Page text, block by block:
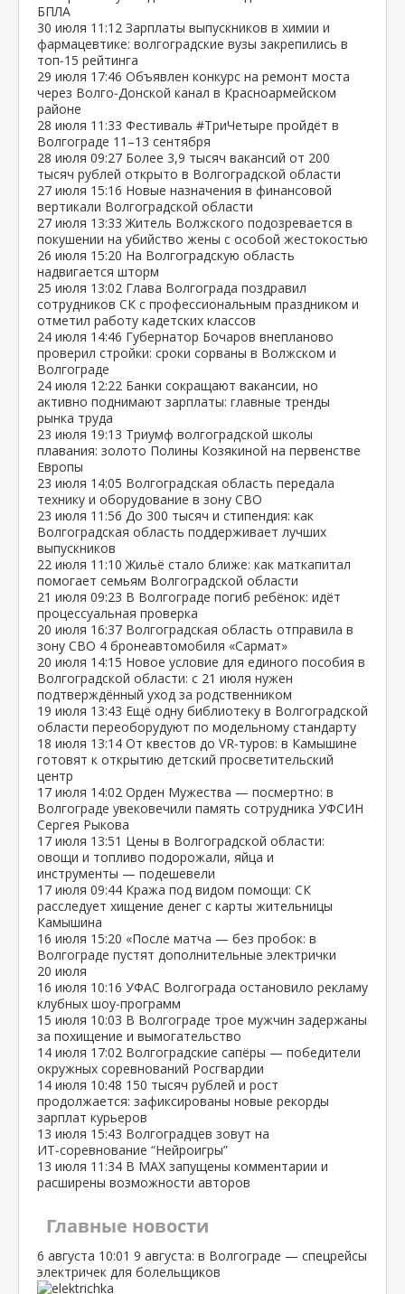
БПЛА
30 июля 11:12 Зарплаты выпускников в химии и
фармацевтике: волгоградские вузы закрепились в
топ‑15 рейтинга
29 июля 17:46 Объявлен конкурс на ремонт моста
через Волго‑Донской канал в Красноармейском
районе
28 июля 11:33 Фестиваль #ТриЧетыре пройдёт в
Волгограде 11–13 сентября
28 июля 09:27 Более 3,9 тысяч вакансий от 200
тысяч рублей открыто в Волгоградской области
27 июля 15:16 Новые назначения в финансовой
вертикали Волгоградской области
27 июля 13:33 Житель Волжского подозревается в
покушении на убийство жены с особой жестокостью
26 июля 15:20 На Волгоградскую область
надвигается шторм
25 июля 13:02 Глава Волгограда поздравил
сотрудников СК с профессиональным праздником и
отметил работу кадетских классов
24 июля 14:46 Губернатор Бочаров внепланово
проверил стройки: сроки сорваны в Волжском и
Волгограде
24 июля 12:22 Банки сокращают вакансии, но
активно поднимают зарплаты: главные тренды
рынка труда
23 июля 19:13 Триумф волгоградской школы
плавания: золото Полины Козякиной на первенстве
Европы
23 июля 14:05 Волгоградская область передала
технику и оборудование в зону СВО
23 июля 11:56 До 300 тысяч и стипендия: как
Волгоградская область поддерживает лучших
выпускников
22 июля 11:10 Жильё стало ближе: как маткапитал
помогает семьям Волгоградской области
21 июля 09:23 В Волгограде погиб ребёнок: идёт
процессуальная проверка
20 июля 16:37 Волгоградская область отправила в
зону СВО 4 бронеавтомобиля «Сармат»
20 июля 14:15 Новое условие для единого пособия в
Волгоградской области: с 21 июля нужен
подтверждённый уход за родственником
19 июля 13:43 Ещё одну библиотеку в Волгоградской
области переоборудуют по модельному стандарту
18 июля 13:14 От квестов до VR‑туров: в Камышине
готовят к открытию детский просветительский
центр
17 июля 14:02 Орден Мужества — посмертно: в
Волгограде увековечили память сотрудника УФСИН
Сергея Рыкова
17 июля 13:51 Цены в Волгоградской области:
овощи и топливо подорожали, яйца и
инструменты — подешевели
17 июля 09:44 Кража под видом помощи: СК
расследует хищение денег с карты жительницы
Камышина
16 июля 15:20 «После матча — без пробок: в
Волгограде пустят дополнительные электрички
20 июля
16 июля 10:16 УФАС Волгограда остановило рекламу
клубных шоу‑программ
15 июля 10:03 В Волгограде трое мужчин задержаны
за похищение и вымогательство
14 июля 17:02 Волгоградские сапёры — победители
окружных соревнований Росгвардии
14 июля 10:48 150 тысяч рублей и рост
продолжается: зафиксированы новые рекорды
зарплат курьеров
13 июля 15:43 Волгоградцев зовут на
ИТ‑соревнование “Нейроигры”
13 июля 11:34 В МАХ запущены комментарии и
расширены возможности авторов
Главные новости
6 августа 10:01 9 августа: в Волгограде — спецрейсы
электричек для болельщиков